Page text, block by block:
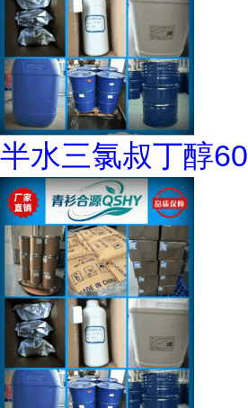
半水三氯叔丁醇